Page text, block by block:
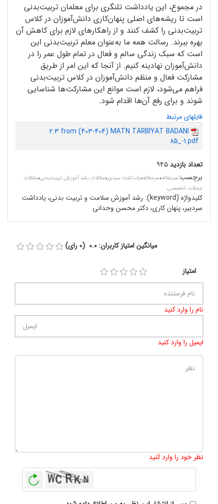
در مجموع، این یادداشت تلنگری برای معلمان ‌تربیت‌بدنی
است تا ریشه‌های اصلی پنهان‌کاری دانش‌آموزان در کلاس
‌تربیت‌بدنی را کشف کنند و از راهکارهای لازم برای کاهش آن
بهره ببرند. رسالت همه ما به‌عنوان معلم ‌تربیت‌بدنی این
است که سبک زندگی سالم و فعال در تمام طول عمر را در
دانش‌آموزان نهادینه کنیم. از آنجا که این امر از طریق
مشارکت فعال و منظم دانش‌آموزان در کلاس ‌تربیت‌بدنی
فراهم می‌شود، لازم است موانع این مشارکت‌ها شناسایی
شوند و برای رفع آن‌ها اقدام شود.
فایلهای مرتبط
2.3 from (403-404) MATN TARBIYAT BADANI
85_-1.pdf
تعداد بازدید۹۴۵
برچسب:سرمقاله‌،سرمقاله،یادداشت سردبیر،مقالات رشد آموزش تربیت‌بدنی،مقالات
مجلات تخصصی
کلیدواژه (keyword):
رشد آموزش سلامت و تربیت بدنی، یادداشت
سردبیر، پنهان کاری، دکتر محسن وحدانی
میانگین امتیاز کاربران: 0.0 (0 رای)
امتیاز
نام را وارد کنید
ایمیل را وارد کنید
نظر خود را وارد کنید